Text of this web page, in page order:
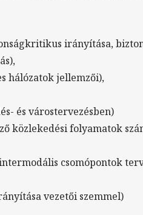
irányítása,
hálózatok jellemzői),
és várostervezésben)
közlekedési folyamatok
csomópontok
vezetői szemmel)